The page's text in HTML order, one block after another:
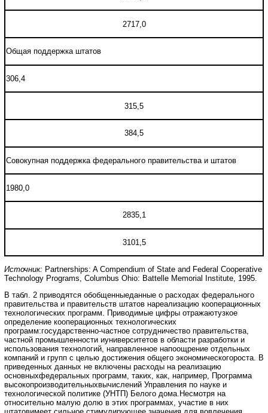
2717,0
Общая поддержка штатов
306,4
315,5
384,5
Совокупная поддержка федерального правительства и штатов
1980,0
2835,1
3101,5
Источник: Partnerships: A Compendium of State and Federal Cooperative
Technology Programs, Columbus Ohio: Battelle Memorial Institute, 1995.
В табл. 2 приводятся обобщенныеданные о расходах федерального
правительства и правительств штатов нареализацию кооперационных
технологических программ. Приводимые цифры отражаютузкое
определение кооперационных технологических
программ:государственно-частное сотрудничество правительства,
частной промышленности иуниверситетов в области разработки и
использования технологий, направленное напоощрение отдельных
компаний и групп с целью достижения общего экономическогороста. В
приведенных данных не включены расходы на реализацию
основныхфедеральных программ, таких, как, например, Программа
высокопроизводительныхвычислений Управления по науке и
технологической политике (УНТП) Белого дома.Несмотря на
относительно малую долю в этих программах, участие в них